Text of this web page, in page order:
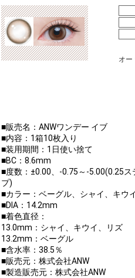
オー
■販売名：ANWワンデー イブ
■内容：1箱10枚入り
■装用期間：1日使い捨て
■BC：8.6mm
■度数：±0.00、-0.75～-5.00(0.25
プ)
■カラー：ベーグル、シャイ、キウ
■DIA：14.2mm
■着色直径：
13.0mm：シャイ、キウイ、リズ
13.2mm：ベーグル
■含水率：38.5％
■販売元：株式会社ANW
■製造販売元：株式会社ANW